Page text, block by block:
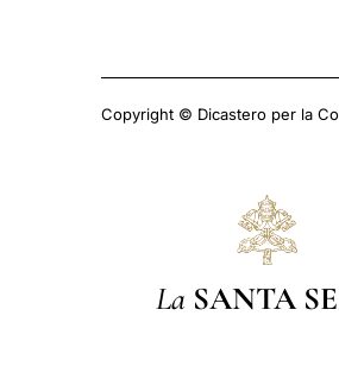
Copyright © Dicastero per la
La SANTA